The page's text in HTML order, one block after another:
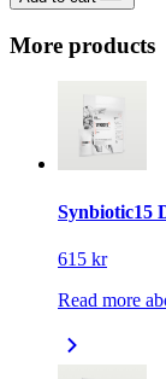
More products
Synbiotic15
615 kr
Read more